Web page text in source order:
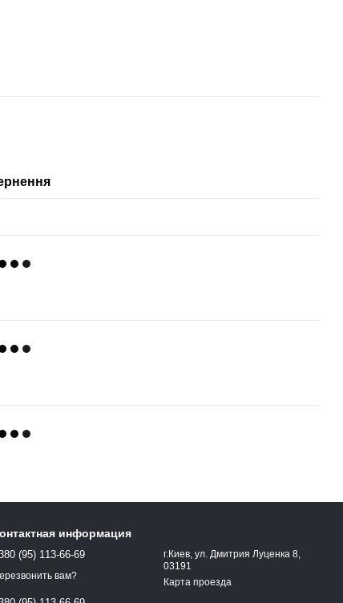
информация
(95) 113-66-69
вам?
г.Киев, ул. Дмитрия Луценка 8,
03191
Карта проезда